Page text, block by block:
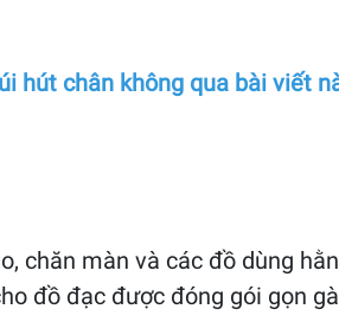
hút chân không qua bài viết
chăn màn và các đồ dùng
đồ đạc được đóng gói gọn